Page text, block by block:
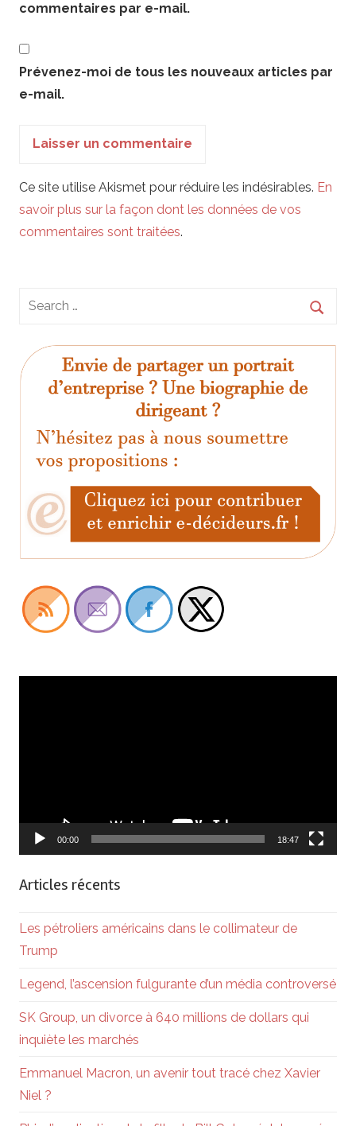
commentaires par e-mail.
Prévenez-moi de tous les nouveaux articles par
e-mail.
Ce site utilise Akismet pour réduire les indésirables. En
savoir plus sur la façon dont les données de vos
commentaires sont traitées.
00:00 18:47
Articles récents
Les pétroliers américains dans le collimateur de
Trump
Legend, l’ascension fulgurante d’un média controversé
SK Group, un divorce à 640 millions de dollars qui
inquiète les marchés
Emmanuel Macron, un avenir tout tracé chez Xavier
Niel ?